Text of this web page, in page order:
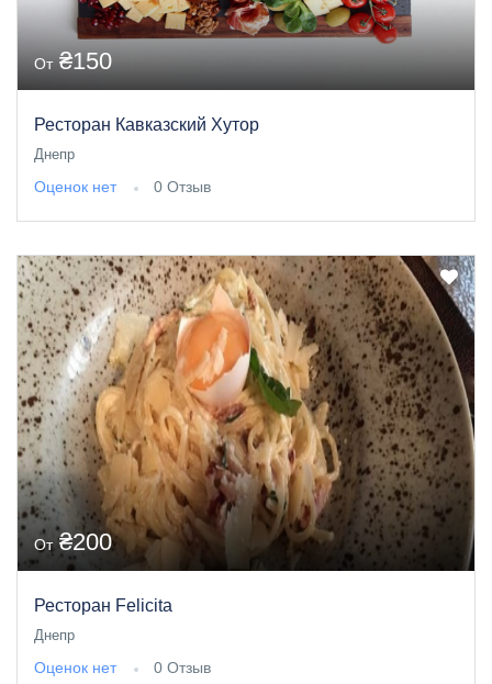
От₴150
Ресторан Кавказский Хутор
Днепр
Оценок нет 0 Отзыв
От₴200
Ресторан Felicita
Днепр
Оценок нет 0 Отзыв